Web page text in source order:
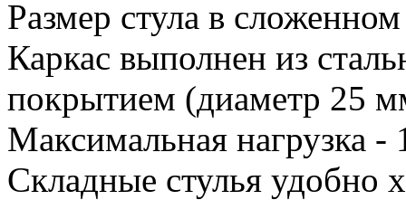
Размер стула в
Каркас выполнен из
покрытием (диаметр 25
Максимальная нагрузка -
Складные стулья удобно